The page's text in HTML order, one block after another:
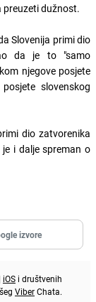
preuzeti dužnost.
Slovenija primi dio
da je to "samo
njegove posjete
slovenskog
dio zatvorenika
i dalje spreman o
izvore
iOS i društvenih
ViberChata.